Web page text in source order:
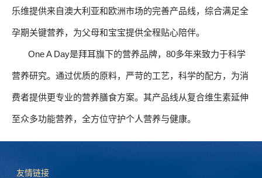
乐维提供来自澳大利亚和欧洲市场的完善产品线，综合满足全
孕期关键营养，为父母和宝宝提供全程贴心陪伴。
One A Day是拜耳旗下的营养品牌，80多年来致力于科学
营养研究。通过优质的原料，严苛的工艺，科学的配方，为消
费者提供更专业的营养膳食方案。其产品线从复合维生素延伸
至众多功能营养，全方位守护个人营养与健康。
友情链接